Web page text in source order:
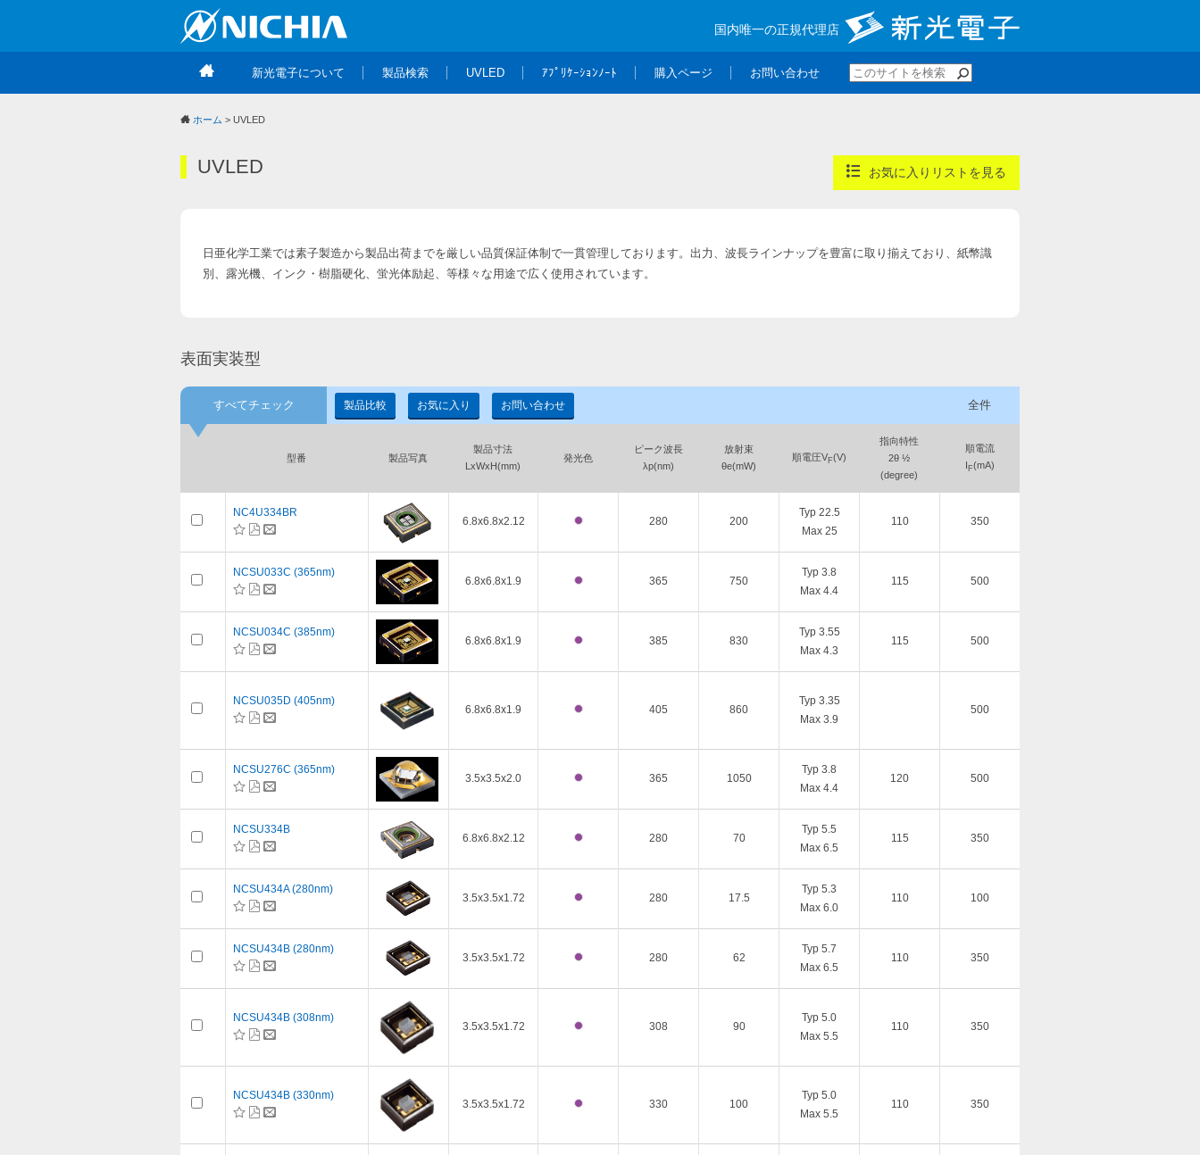
国内唯一の正規代理店
新光電子について 製品検索 UVLED ｱﾌﾟﾘｹｰｼｮﾝﾉｰﾄ 購入ページ お問い合わせ
ホーム > UVLED
UVLED お気に入りリストを見る
日亜化学工業では素子製造から製品出荷までを厳しい品質保証体制で一貫管理しております。出力、波長ラインナップを豊富に取り揃えており、紙幣識
別、露光機、インク・樹脂硬化、蛍光体励起、等様々な用途で広く使用されています。
表面実装型
すべてチェック 製品比較 お気に入り お問い合わせ 全件
型番 製品写真
製品寸法
LxWxH(mm)
発光色
ピーク波長
λp(nm)
放射束
θe(mW)
順電圧VF(V)
指向特性
2θ ½
(degree)
順電流
F(mA)
NC4U334BR
6.8x6.8x2.12 280 200
Typ 22.5
Max 25
110 350
NCSU033C (365nm)
6.8x6.8x1.9 365 750
Typ 3.8
Max 4.4
115 500
NCSU034C (385nm)
6.8x6.8x1.9 385 830
Typ 3.55
Max 4.3
115 500
NCSU035D (405nm)
6.8x6.8x1.9 405 860
Typ 3.35
Max 3.9
500
NCSU276C (365nm)
3.5x3.5x2.0 365 1050
Typ 3.8
Max 4.4
120 500
NCSU334B
6.8x6.8x2.12 280 70
Typ 5.5
Max 6.5
115 350
NCSU434A (280nm)
3.5x3.5x1.72 280 17.5
Typ 5.3
Max 6.0
110 100
NCSU434B (280nm)
3.5x3.5x1.72 280 62
Typ 5.7
Max 6.5
110 350
NCSU434B (308nm)
3.5x3.5x1.72 308 90
Typ 5.0
Max 5.5
110 350
NCSU434B (330nm)
3.5x3.5x1.72 330 100
Typ 5.0
Max 5.5
110 350